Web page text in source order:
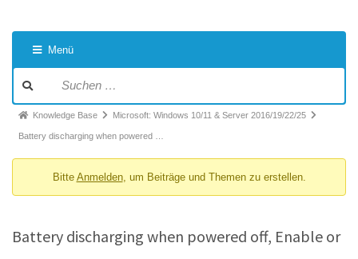
Menü
Knowledge Base Microsoft: Windows 10/11 & Server 2016/19/22/25
Battery discharging when powered …
Bitte Anmelden, um Beiträge und Themen zu erstellen.
Battery discharging when powered off, Enable or